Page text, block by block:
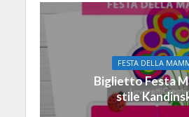
FESTA DELLA
Biglietto Festa
stile